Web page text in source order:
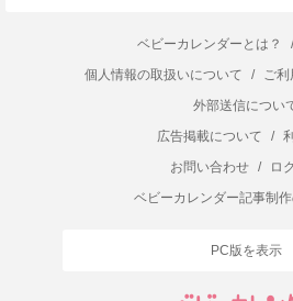
ベビーカレンダーとは？ /
個人情報の取扱いについて
/
ご
外部送信につい
広告掲載について
/
お問い合わせ
/
ロ
ベビーカレンダー記事制
PC版を表示